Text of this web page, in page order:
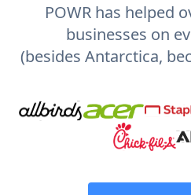
POWR has helped
businesses on
(besides Antarctica,